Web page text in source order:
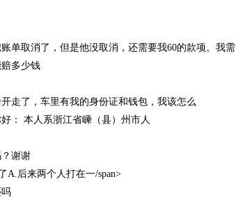
单取消了，但是他没取消，还需要我60的款项。我需
多少钱
走了，车里有我的身份证和钱包，我该怎么
： 本人系浙江省嵊（县）州市人
谢谢
A.后来两个人打在一/span>